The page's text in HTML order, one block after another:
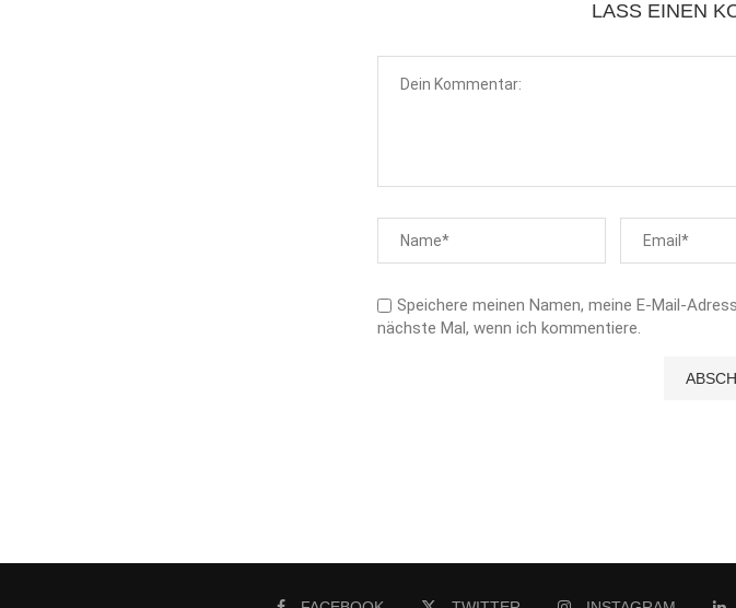
LASS EINEN
Speichere meinen Namen, meine E-Mail-
nächste Mal, wenn ich kommentiere.